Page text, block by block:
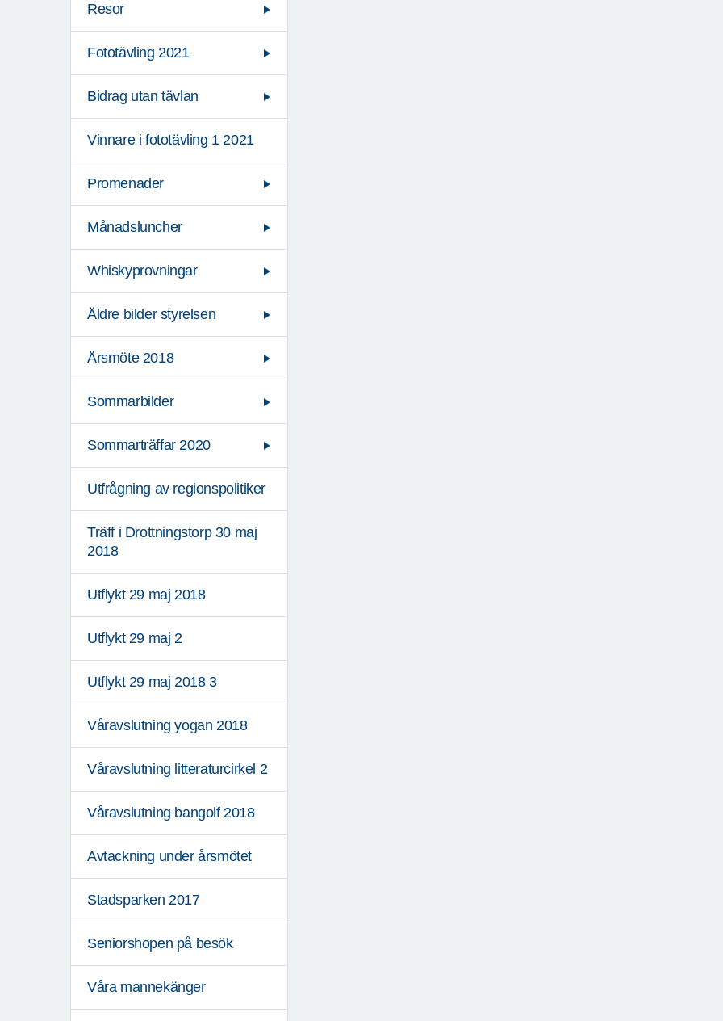
Resor
Fototävling 2021
Bidrag utan tävlan
Vinnare i fototävling 1 2021
Promenader
Månadsluncher
Whiskyprovningar
Äldre bilder styrelsen
Årsmöte 2018
Sommarbilder
Sommarträffar 2020
Utfrågning av regionspolitiker
Träff i Drottningstorp 30 maj
2018
Utflykt 29 maj 2018
Utflykt 29 maj 2
Utflykt 29 maj 2018 3
Våravslutning yogan 2018
Våravslutning litteraturcirkel 2
Våravslutning bangolf 2018
Avtackning under årsmötet
Stadsparken 2017
Seniorshopen på besök
Våra mannekänger